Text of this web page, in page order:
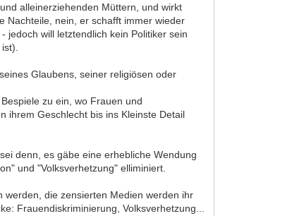
alleinerziehenden Müttern, und wirkt
Nachteile, nein, er schafft immer wieder
jedoch will letztendlich kein Politiker sein
Glaubens, seiner religiösen oder
zu ein, wo Frauen und
ihrem Geschlecht bis ins Kleinste Detail
denn, es gäbe eine erhebliche Wendung
und "Volksverhetzung" elliminiert.
die zensierten Medien werden ihr
Frauendiskriminierung, Volksverhetzung...